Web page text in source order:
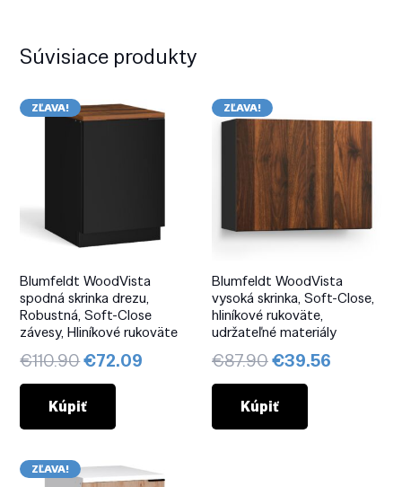
Súvisiace produkty
ZĽAVA!
Blumfeldt WoodVista
spodná skrinka drezu,
Robustná, Soft-Close
závesy, Hliníkové rukoväte
€110.90Pôvodná
cena
bola:
€110.90.
€72.09 Aktuálna
Kúpiť
ZĽAVA!
Blumfeldt WoodVista
vysoká skrinka, Soft-Close,
hliníkové rukoväte,
udržateľné materiály
€87.90Pôvodná
cena
bola:
€87.90.
€39.56
Kúpiť
ZĽAVA!